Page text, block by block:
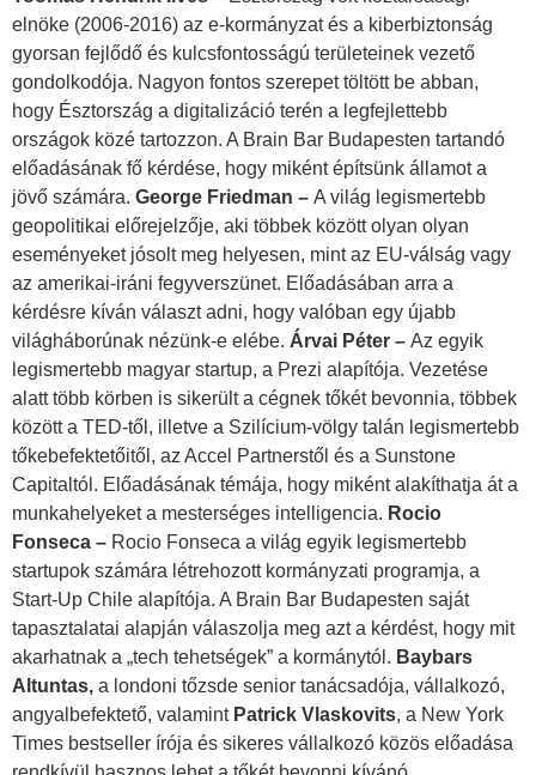
elnöke (2006-2016) az e-kormányzat és a kiberbiztonság
gyorsan fejlődő és kulcsfontosságú területeinek vezető
gondolkodója. Nagyon fontos szerepet töltött be abban,
hogy Észtország a digitalizáció terén a legfejlettebb
országok közé tartozzon. A Brain Bar Budapesten tartandó
előadásának fő kérdése, hogy miként építsünk államot a
jövő számára. George Friedman – A világ legismertebb
geopolitikai előrejelzője, aki többek között olyan olyan
eseményeket jósolt meg helyesen, mint az EU-válság vagy
az amerikai-iráni fegyverszünet. Előadásában arra a
kérdésre kíván választ adni, hogy valóban egy újabb
világháborúnak nézünk-e elébe. Árvai Péter – Az egyik
legismertebb magyar startup, a Prezi alapítója. Vezetése
alatt több körben is sikerült a cégnek tőkét bevonnia, többek
között a TED-től, illetve a Szilícium-völgy talán legismertebb
tőkebefektetőitől, az Accel Partnerstől és a Sunstone
Capitaltól. Előadásának témája, hogy miként alakíthatja át a
munkahelyeket a mesterséges intelligencia. Rocio
Fonseca – Rocio Fonseca a világ egyik legismertebb
startupok számára létrehozott kormányzati programja, a
Start-Up Chile alapítója. A Brain Bar Budapesten saját
tapasztalatai alapján válaszolja meg azt a kérdést, hogy mit
akarhatnak a „tech tehetségek” a kormánytól. Baybars
Altuntas, a londoni tőzsde senior tanácsadója, vállalkozó,
angyalbefektető, valamint Patrick Vlaskovits, a New York
Times bestseller írója és sikeres vállalkozó közös előadása